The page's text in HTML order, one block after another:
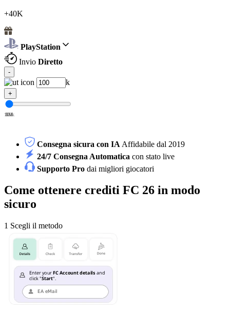
+40K
PlayStation
Invio Diretto
-
k
+
100k
1M
2M
3M
4M
5M
Consegna sicura con IA Affidabile dal 2019
24/7 Consegna Automatica con stato live
Supporto Pro dai migliori giocatori
Come ottenere crediti FC 26 in modo
sicuro
1 Scegli il metodo